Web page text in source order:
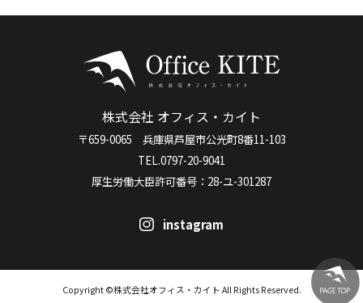
株式会社 オフィス・カイト
〒659-0065 兵庫県芦屋市公光町8番11-103
TEL.0797-20-9041
厚生労働大臣許可番号：28-ユ-301287
instagram
Copyright ©株式会社オフィス・カイト All Rights Reserved.